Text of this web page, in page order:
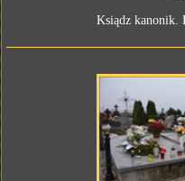
Ksiądz kanonik.